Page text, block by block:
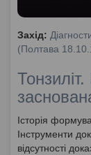
Захід:
(Полтава
Історія
Інструменти
відсутності